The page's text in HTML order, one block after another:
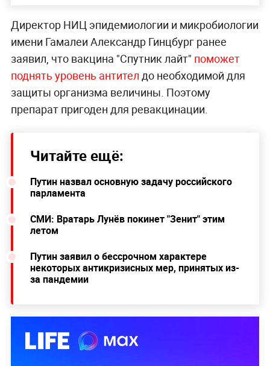
Директор НИЦ эпидемиологии и микробиологии
имени Гамалеи Александр Гинцбург ранее
заявил, что вакцина "Спутник лайт" поможет
поднять уровень антител до необходимой для
защиты организма величины. Поэтому
препарат пригоден для ревакцинации.
Читайте ещё:
Путин назвал основную задачу российского
парламента
СМИ: Вратарь Лунёв покинет "Зенит" этим
летом
Путин заявил о бессрочном характере
некоторых антикризисных мер, принятых из-
за пандемии